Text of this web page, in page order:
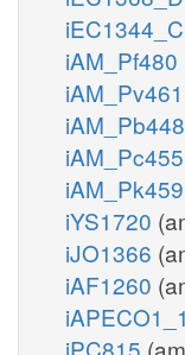
iEC1344_C
iAM_Pf480
iAM_Pv461
iAM_Pb448
iAM_Pc455
iAM_Pk459
iYS1720
iJO1366
iAF1260
iPC815